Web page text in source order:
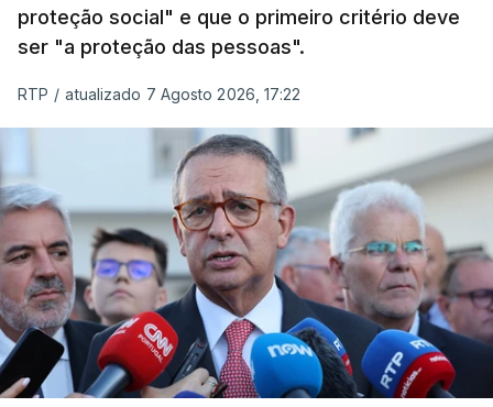
proteção social" e que o primeiro critério deve
ser "a proteção das pessoas".
RTP / atualizado 7 Agosto 2026, 17:22